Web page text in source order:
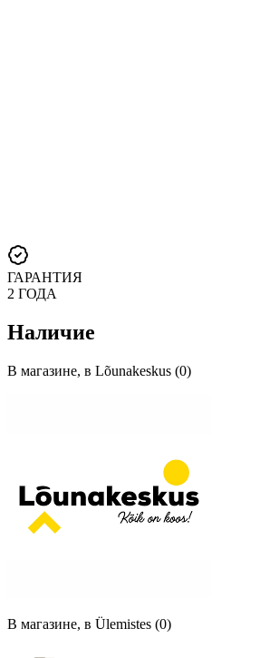
ГАРАНТИЯ
2 ГОДА
Наличие
В магазине, в Lõunakeskus (0)
В магазине, в Ülemistes (0)